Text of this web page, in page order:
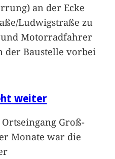
an der Ecke
Ludwigstraße zu
Motorradfahrer
der Baustelle vorbei
weiter
Groß-
Monate war die